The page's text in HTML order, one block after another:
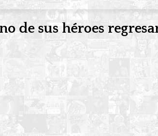
de sus héroes